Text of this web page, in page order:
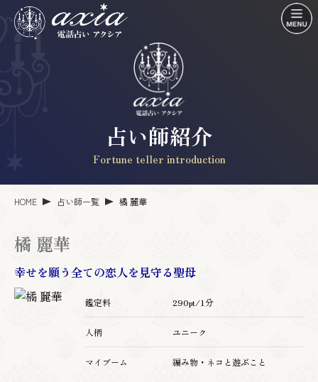
占い師紹介
Fortune teller introduction
HOME 占い師一覧 橘 麗華
橘 麗華
幸せを願う全ての恋人を見守る聖母
鑑定料 290pt/1分
人柄 ユニーク
マイブーム 編み物・ネコと遊ぶこと